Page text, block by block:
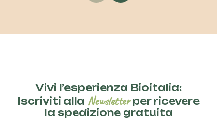
Vivi l’esperienza Bioitalia:
Iscriviti alla Newsletterper ricevere
la spedizione gratuita